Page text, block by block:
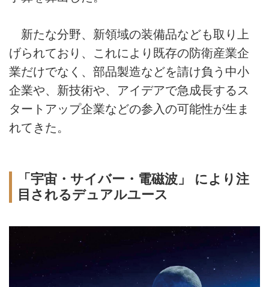
新たな分野、新領域の装備品なども取り上
げられており、これにより既存の防衛産業企
業だけでなく、部品製造などを請け負う中小
企業や、新技術や、アイデアで急成長するス
タートアップ企業などの参入の可能性が生ま
れてきた。
「宇宙・サイバー・電磁波」 により注
目されるデュアルユース